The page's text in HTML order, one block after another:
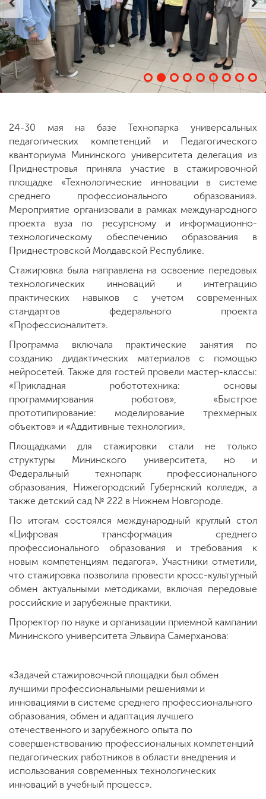
ENG SPN CHI
24-30 мая на базе Технопарка универсальных
педагогических компетенций и Педагогического
кванториума Мининского университета делегация из
Приднестровья приняла участие в стажировочной
площадке «Технологические инновации в системе
среднего профессионального образования».
Мероприятие организовали в рамках международного
проекта вуза по ресурсному и информационно-
технологическому обеспечению образования в
Приднестровской Молдавской Республике.
Стажировка была направлена на освоение передовых
технологических инноваций и интеграцию
практических навыков с учетом современных
стандартов федерального проекта
«Профессионалитет».
Программа включала практические занятия по
созданию дидактических материалов с помощью
нейросетей. Также для гостей провели мастер-классы:
«Прикладная робототехника: основы
программирования роботов», «Быстрое
прототипирование: моделирование трехмерных
объектов» и «Аддитивные технологии».
Площадками для стажировки стали не только
структуры Мининского университета, но и
Федеральный технопарк профессионального
образования, Нижегородский Губернский колледж, а
также детский сад № 222 в Нижнем Новгороде.
По итогам состоялся международный круглый стол
«Цифровая трансформация среднего
профессионального образования и требования к
новым компетенциям педагога». Участники отметили,
что стажировка позволила провести кросс-культурный
обмен актуальными методиками, включая передовые
российские и зарубежные практики.
Проректор по науке и организации приемной кампании
Мининского университета Эльвира Самерханова:
«Задачей стажировочной площадки был обмен
лучшими профессиональными решениями и
инновациями в системе среднего профессионального
образования, обмен и адаптация лучшего
отечественного и зарубежного опыта по
совершенствованию профессиональных компетенций
педагогических работников в области внедрения и
использования современных технологических
инноваций в учебный процесс».